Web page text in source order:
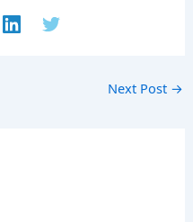
Next Post →